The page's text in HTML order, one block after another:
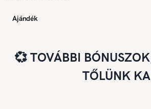
Ajándék
💞 TOVÁBBI
TŐLÜNK